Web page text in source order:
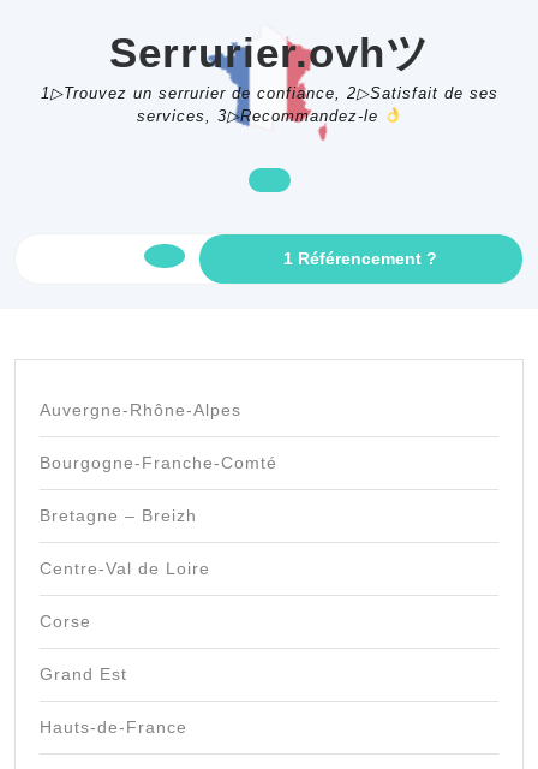
Serrurier.ovhツ
1▷Trouvez un serrurier de confiance, 2▷Satisfait de ses
services, 3▷Recommandez-le
Open
1 Référencement ?
AN
Auvergne-Rhône-Alpes
Bourgogne-Franche-Comté
Bretagne – Breizh
Centre-Val de Loire
Corse
Grand Est
Hauts-de-France